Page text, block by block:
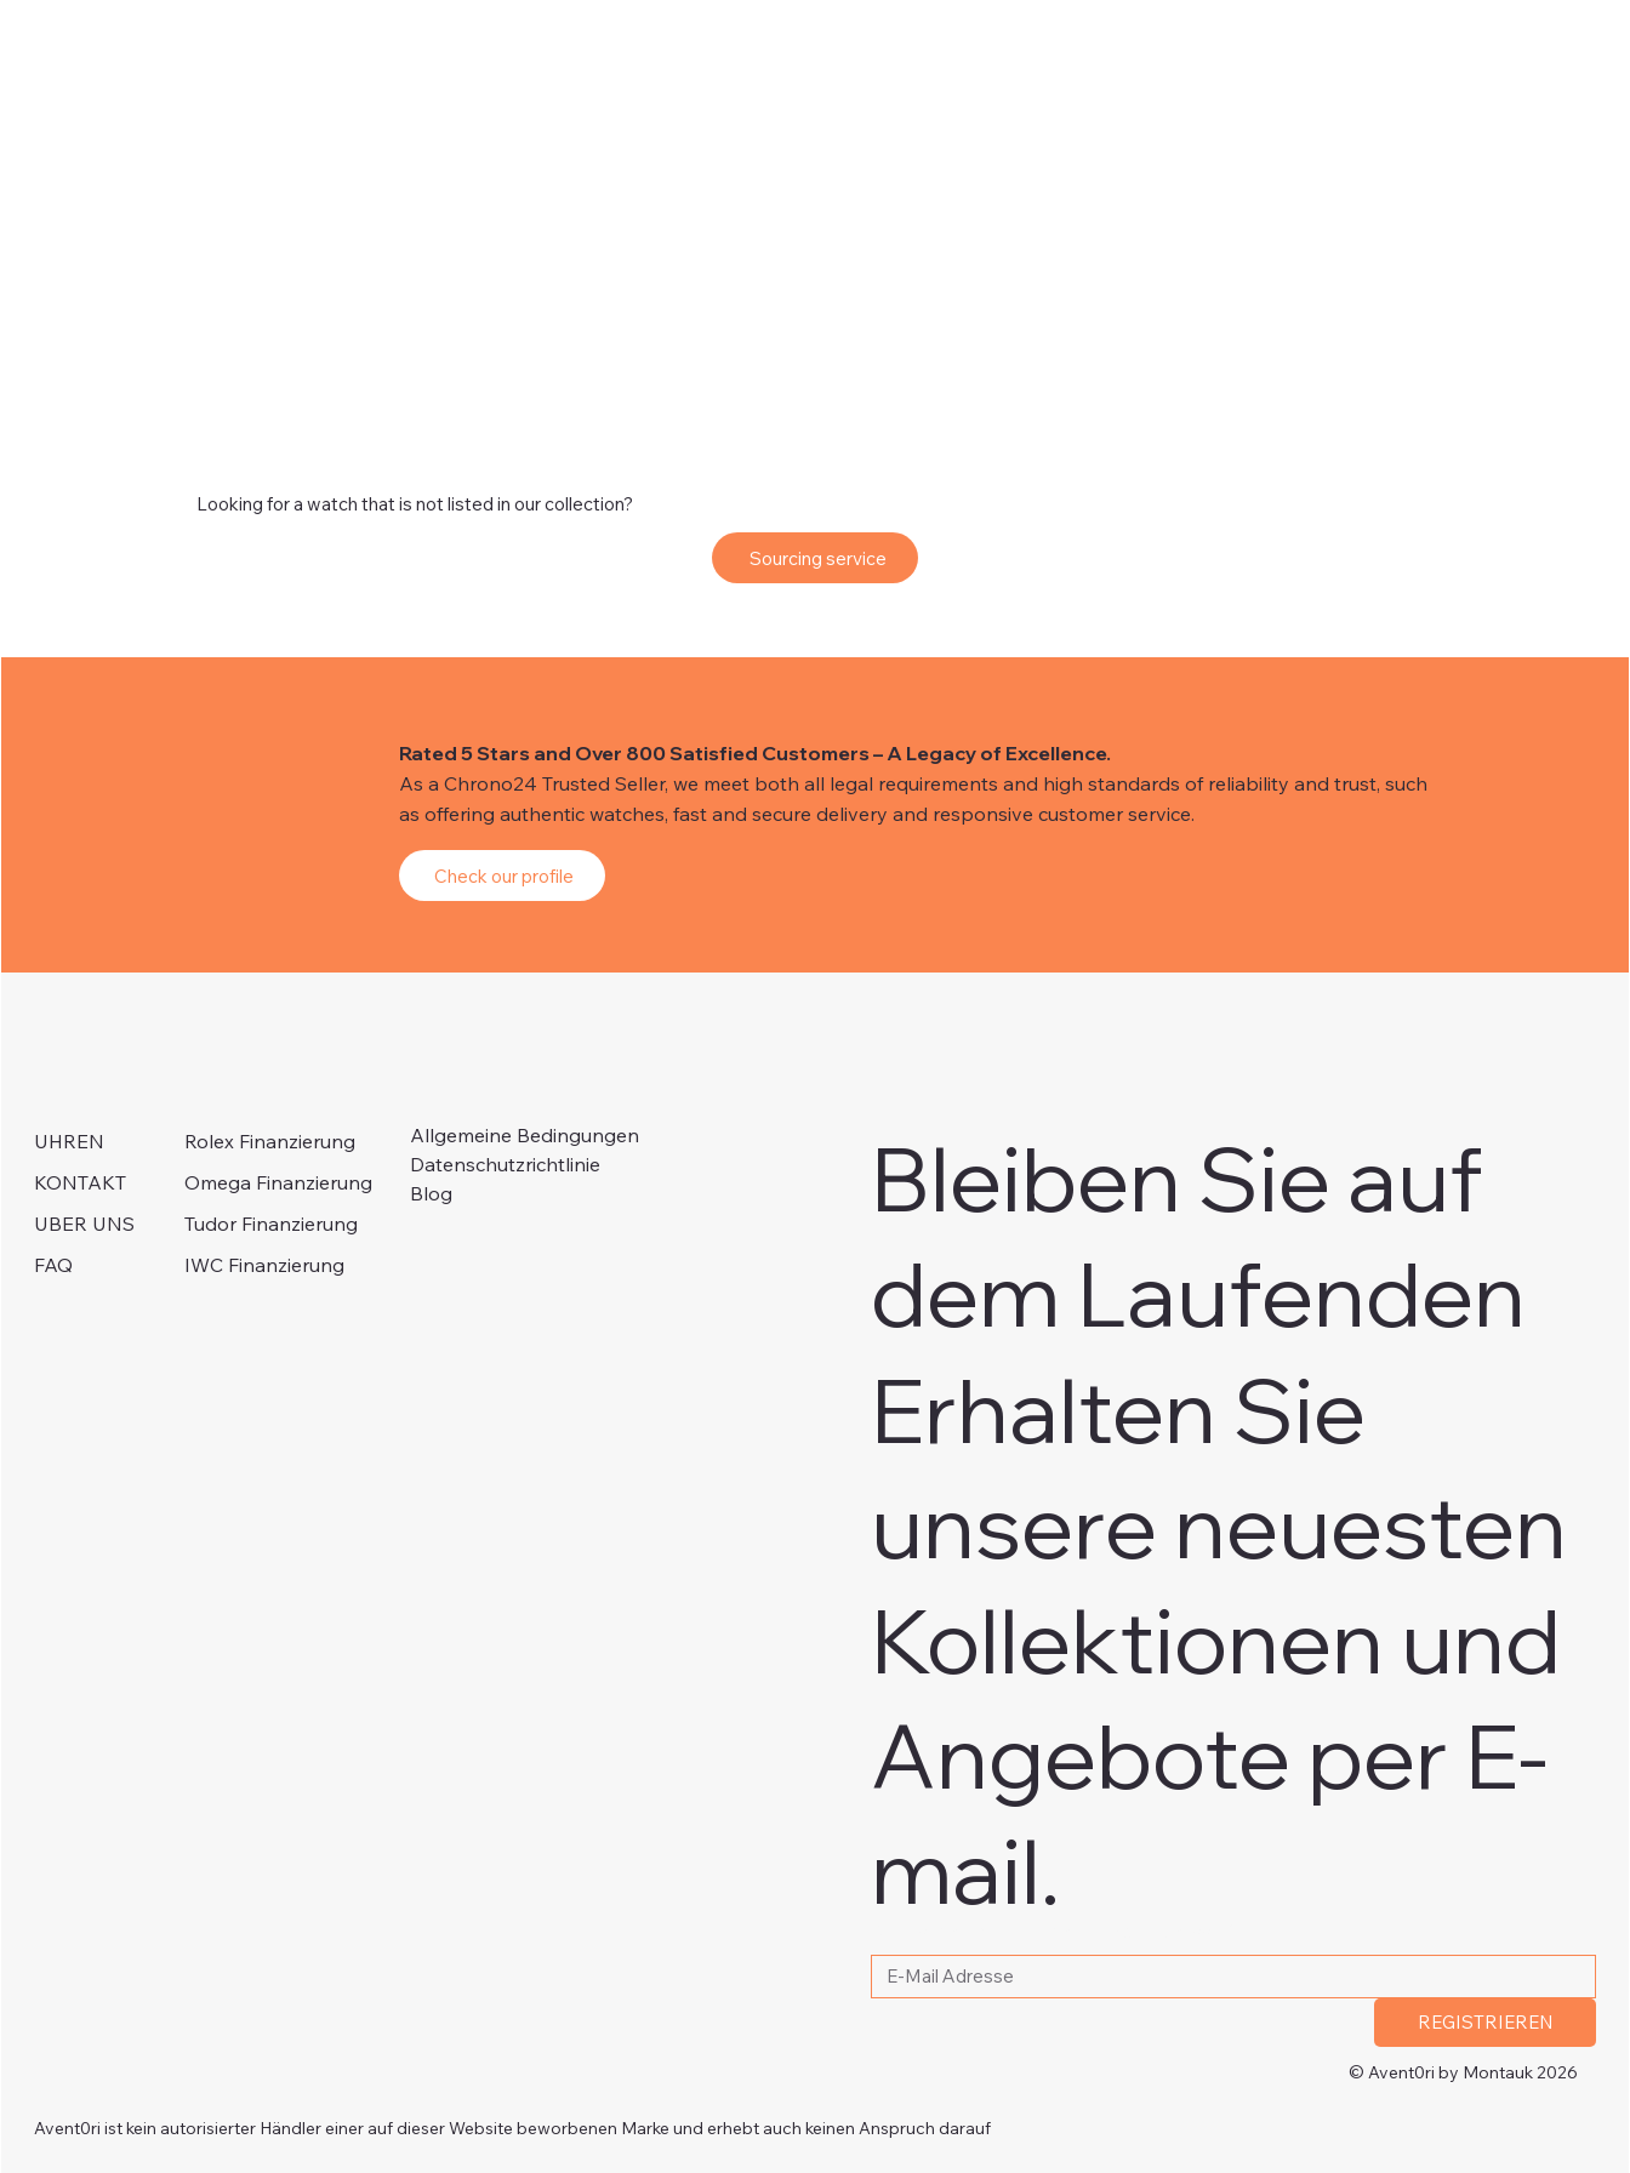
Looking for a watch that is not listed in our collection?
Sourcing service
Rated 5 Stars and Over 800 Satisfied Customers – A Legacy of Excellence.
As a Chrono24 Trusted Seller, we meet both all legal requirements and high standards of reliability and trust, such
as offering authentic watches, fast and secure delivery and responsive customer service.
Check our profile
UHREN
KONTAKT
UBER UNS
FAQ
Rolex Finanzierung
Omega Finanzierung
Tudor Finanzierung
IWC Finanzierung
Allgemeine Bedingungen
Datenschutzrichtlinie
Blog
Bleiben Sie auf
dem Laufenden
Erhalten Sie
unsere neuesten
Kollektionen und
Angebote per E-
mail.
REGISTRIEREN
© Avent0ri by Montauk 2026
Avent0ri ist kein autorisierter Händler einer auf dieser Website beworbenen Marke und erhebt auch keinen Anspruch darauf